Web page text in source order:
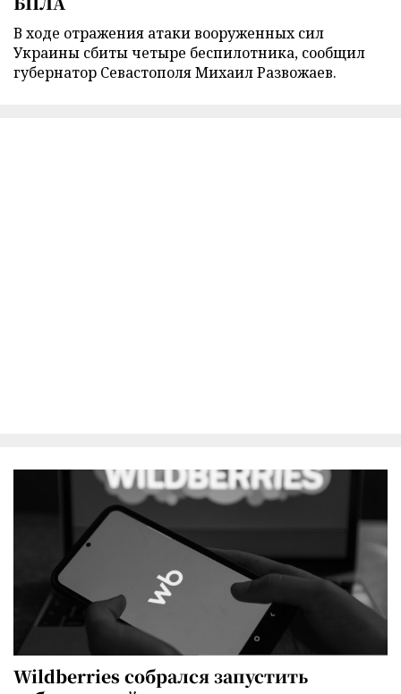
В ходе отражения атаки вооруженных сил
Украины сбиты четыре беспилотника, сообщил
губернатор Севастополя Михаил Развожаев.
Wildberries собрался запустить